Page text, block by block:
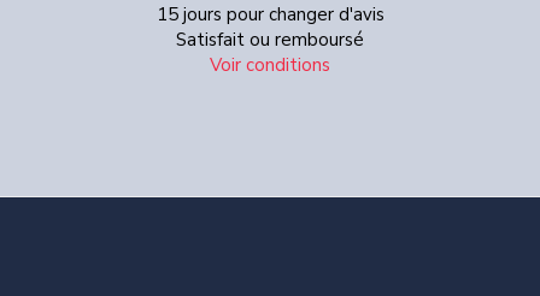
15 jours pour changer d'avis
Satisfait ou remboursé
Voir conditions